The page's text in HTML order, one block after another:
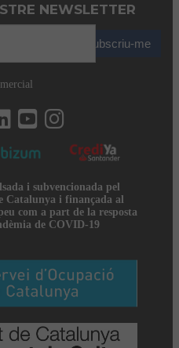
NEWSLETTER
Subscriu-me
i subvencionada pel
Catalunya i finançada al
com a part de la resposta
de COVID-19